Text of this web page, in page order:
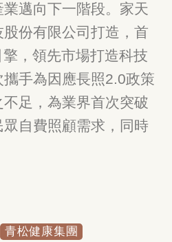
邁向下一階段。家天
份有限公司打造，首
，領先市場打造科技
手為因應長照2.0政策
足，為業界首次突破
自費照顧需求，同時
青松健康集團